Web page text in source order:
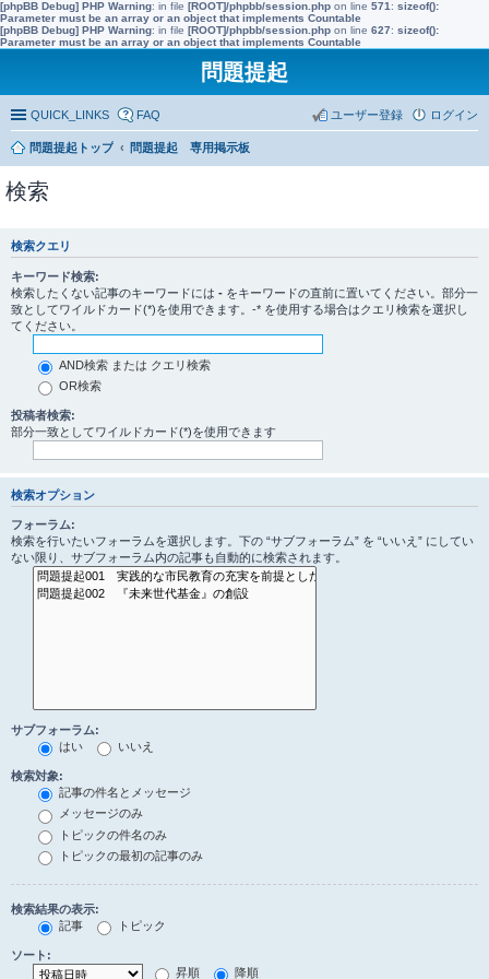
[phpBB Debug] PHP Warning: in file [ROOT]/phpbb/session.php on line 571 : sizeof():
Parameter must be an array or an object that implements Countable
[phpBB Debug] PHP Warning: in file [ROOT]/phpbb/session.php on line 627: sizeof():
Parameter must be an array or an object that implements Countable
問題提起
QUICK_LINKS FAQ ログイン
ユーザー登録
問題提起トップ 問題提起 専用掲示板
検索
検索クエリ
キーワード検索:
検索したくない記事のキーワードには - をキーワードの直前に置いてください。部分一
致としてワイルドカード(*)を使用できます。-* を使用する場合はクエリ検索を選択し
てください。
AND検索 または クエリ検索
OR検索
投稿者検索:
部分一致としてワイルドカード(*)を使用できます
検索オプション
フォーラム:
検索を行いたいフォーラムを選択します。下の “サブフォーラム” を “いいえ” にしてい
ない限り、サブフォーラム内の記事も自動的に検索されます。
サブフォーラム:
はい
いいえ
検索対象:
記事の件名とメッセージ
メッセージのみ
トピックの件名のみ
トピックの最初の記事のみ
検索結果の表示:
記事
トピック
ソート:
昇順
降順